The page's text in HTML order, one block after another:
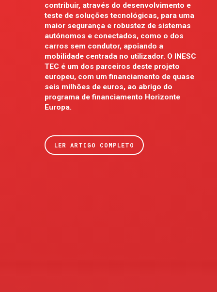
contribuir, através do desenvolvimento e
teste de soluções tecnológicas, para uma
maior segurança e robustez de sistemas
autónomos e conectados, como o dos
carros sem condutor, apoiando a
mobilidade centrada no utilizador. O INESC
TEC é um dos parceiros deste projeto
europeu, com um financiamento de quase
seis milhões de euros, ao abrigo do
programa de financiamento Horizonte
Europa.
LER ARTIGO COMPLETO